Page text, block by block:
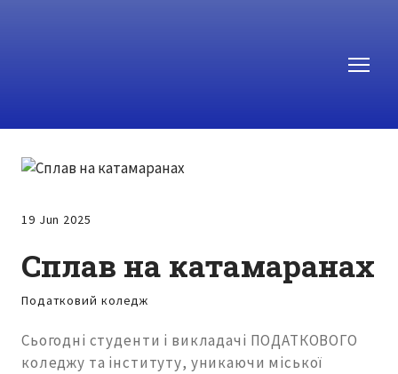
19 Jun 2025
Сплав на катамаранах
Податковий коледж
Сьогодні студенти і викладачі ПОДАТКОВОГО
коледжу та інституту, уникаючи міської